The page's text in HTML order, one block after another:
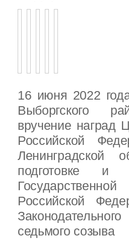
16 июня 2022
Выборгского
вручение наград
Российской
Ленинградской
подготовке и
Российской
седьмого созыва